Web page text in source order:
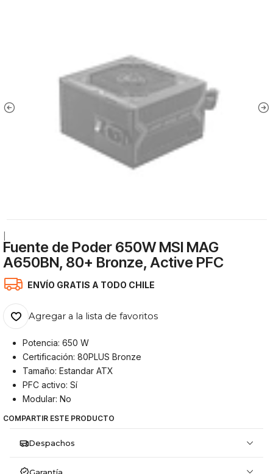
Fuente de Poder 650W MSI MAG
A650BN, 80+ Bronze, Active PFC
ENVÍO GRATIS A TODO CHILE
Agregar a la lista de favoritos
Potencia: 650 W
Certificación: 80PLUS Bronze
Tamaño: Estandar ATX
PFC activo: Sí
Modular: No
COMPARTIR ESTE PRODUCTO
Despachos
Garantía